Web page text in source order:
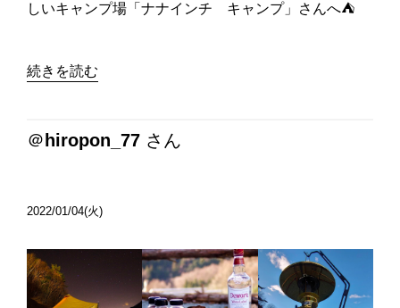
しいキャンプ場「ナナインチ キャンプ」さんへ⛺️
続きを読む
＠hiropon_77 さん
2022/01/04(火)